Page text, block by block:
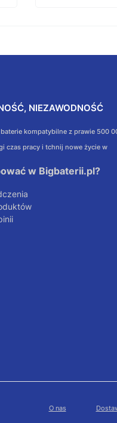
NIEZAWODNOŚĆ
kompatybilne z prawie 500
czas pracy i tchnij nowe życie w
w Bigbaterii.pl?
O nas